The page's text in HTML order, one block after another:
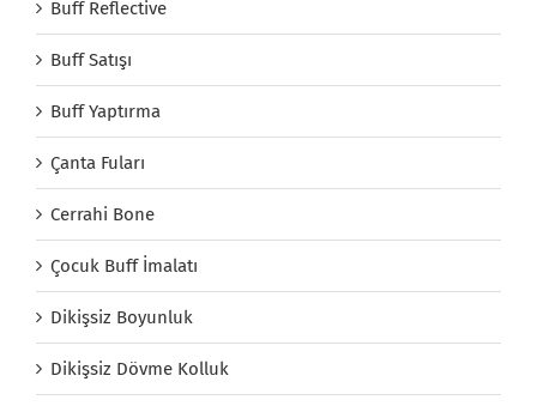
Buff Reflective
Buff Satışı
Buff Yaptırma
Çanta Fuları
Cerrahi Bone
Çocuk Buff İmalatı
Dikişsiz Boyunluk
Dikişsiz Dövme Kolluk